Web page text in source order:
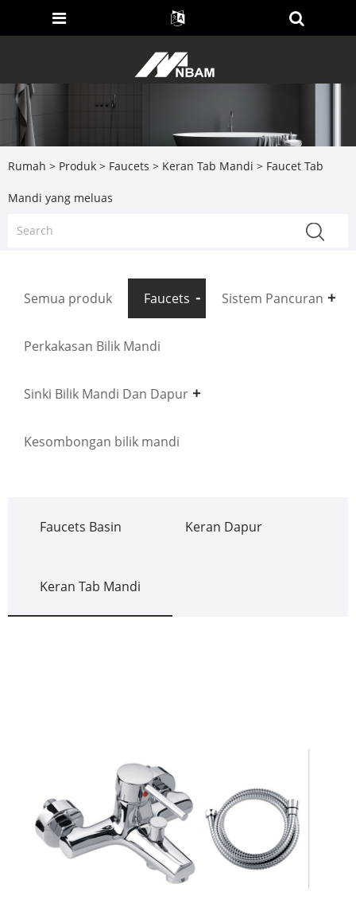
Rumah > Produk > Faucets > Keran Tab Mandi > Faucet Tab
Mandi yang meluas
Semua produk Faucets Sistem Pancuran
Perkakasan Bilik Mandi
Sinki Bilik Mandi Dan Dapur
Kesombongan bilik mandi
Faucets Basin Keran Dapur
Keran Tab Mandi